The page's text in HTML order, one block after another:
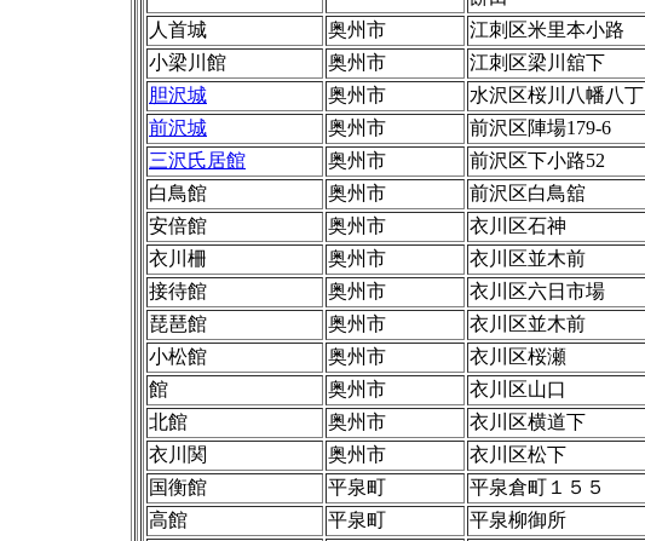
人首城 奥州市 江刺区米里本小路
小梁川館
奥州市 江刺区梁川舘下
胆沢城
奥州市 水沢区桜川八幡八丁
前沢城
奥州市 前沢区陣場179-6
三沢氏居館
奥州市 前沢区下小路52
白鳥館
奥州市 前沢区白鳥舘
安倍館
奥州市 衣川区石神
衣川柵
奥州市 衣川区並木前
接待館
奥州市 衣川区六日市場
琵琶館
奥州市 衣川区並木前
小松館
奥州市 衣川区桜瀬
館
奥州市 衣川区山口
北館
奥州市 衣川区横道下
衣川関
奥州市 衣川区松下
国衡館
平泉町 平泉倉町１５５
高館
平泉町 平泉柳御所